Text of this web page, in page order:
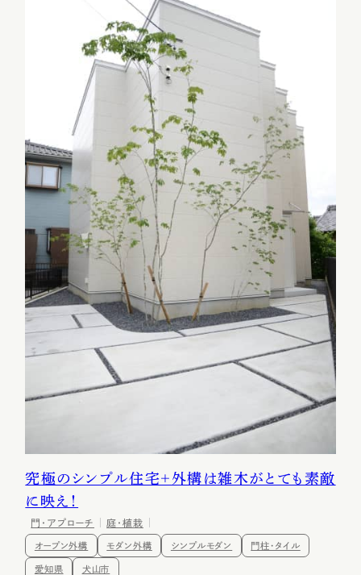
究極のシンプル住宅＋外構は雑木がとても素敵
に映え！
門・アプローチ 庭・植栽
オープン外構 モダン外構 シンプルモダン 門柱・タイル
愛知県 犬山市